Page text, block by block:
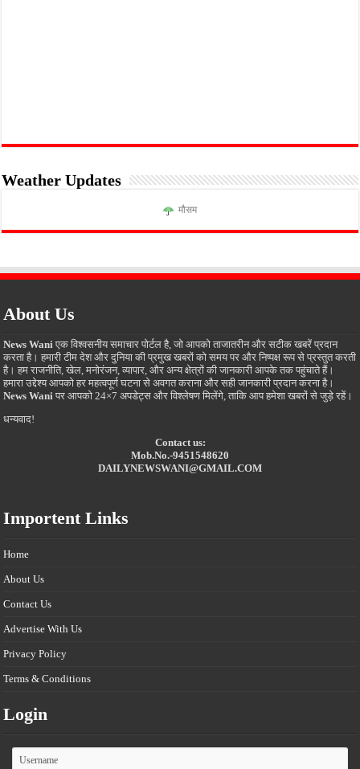
Weather Updates
मौसम
About Us
News Wani एक विश्वसनीय समाचार पोर्टल है, जो आपको ताजातरीन और सटीक खबरें प्रदान
करता है। हमारी टीम देश और दुनिया की प्रमुख खबरों को समय पर और निष्पक्ष रूप से प्रस्तुत करती
है। हम राजनीति, खेल, मनोरंजन, व्यापार, और अन्य क्षेत्रों की जानकारी आपके तक पहुंचाते हैं।
हमारा उद्देश्य आपको हर महत्वपूर्ण घटना से अवगत कराना और सही जानकारी प्रदान करना है।
News Wani पर आपको 24×7 अपडेट्स और विश्लेषण मिलेंगे, ताकि आप हमेशा खबरों से जुड़े रहें।
धन्यवाद!
Contact us:
Mob.No.-9451548620
DAILYNEWSWANI@GMAIL.COM
Importent Links
Home
About Us
Contact Us
Advertise With Us
Privacy Policy
Terms & Conditions
Login